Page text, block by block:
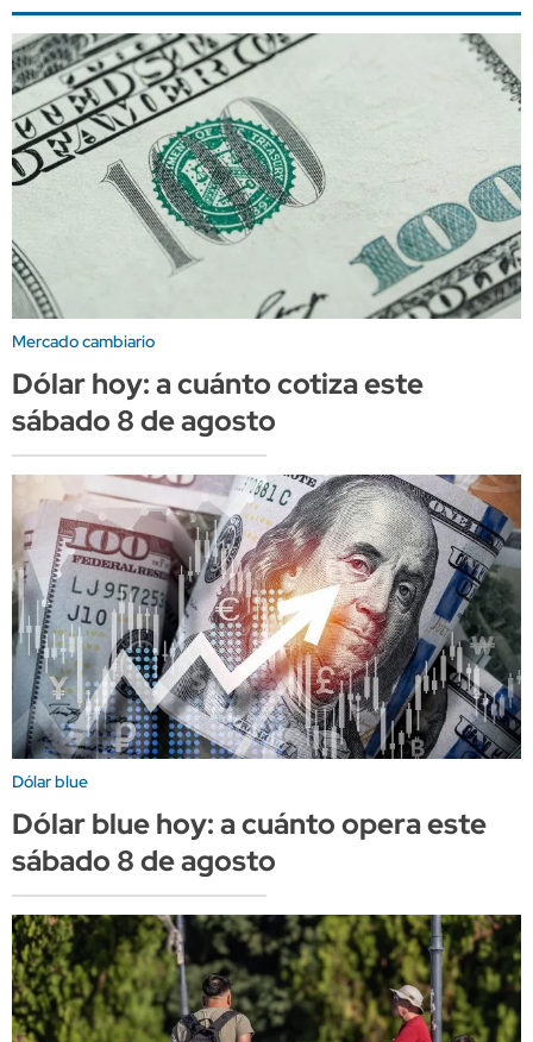
Mercado cambiario
Dólar hoy: a cuánto cotiza este
sábado 8 de agosto
Dólar blue
Dólar blue hoy: a cuánto opera este
sábado 8 de agosto